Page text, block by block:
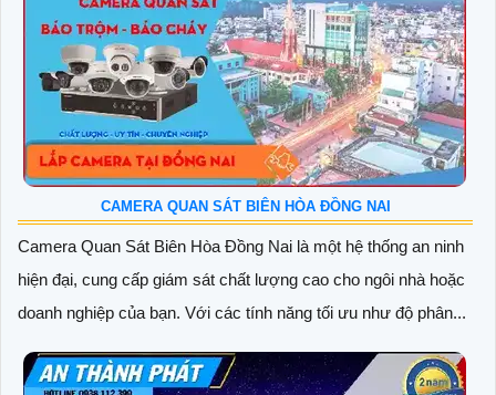
CAMERA QUAN SÁT BIÊN HÒA ĐỒNG NAI
Camera Quan Sát Biên Hòa Đồng Nai là một hệ thống an ninh
hiện đại, cung cấp giám sát chất lượng cao cho ngôi nhà hoặc
doanh nghiệp của bạn. Với các tính năng tối ưu như độ phân...